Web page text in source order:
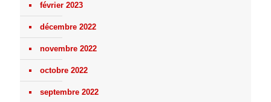
février 2023
décembre 2022
novembre 2022
octobre 2022
septembre 2022